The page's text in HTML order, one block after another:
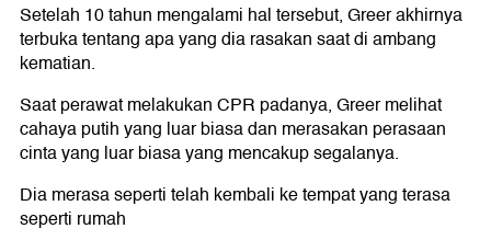
Setelah 10 tahun mengalami hal tersebut, Greer akhirnya
terbuka tentang apa yang dia rasakan saat di ambang
kematian.
Saat perawat melakukan CPR padanya, Greer melihat
cahaya putih yang luar biasa dan merasakan perasaan
cinta yang luar biasa yang mencakup segalanya.
Dia merasa seperti telah kembali ke tempat yang terasa
seperti rumah